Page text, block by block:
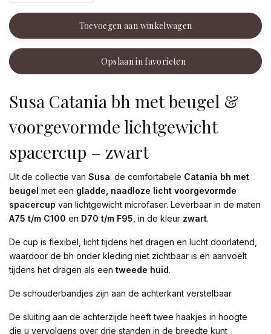
Toevoegen aan winkelwagen
Opslaan in favorieten
Susa Catania bh met beugel &
voorgevormde lichtgewicht
spacercup – zwart
Uit de collectie van Susa: de comfortabele Catania bh met
beugel met een gladde, naadloze licht voorgevormde
spacercup van lichtgewicht microfaser. Leverbaar in de maten
A75 t/m C100 en D70 t/m F95 , in de kleur zwart.
De cup is flexibel, licht tijdens het dragen en lucht doorlatend,
waardoor de bh onder kleding niet zichtbaar is en aanvoelt
tijdens het dragen als een tweede huid.
De schouderbandjes zijn aan de achterkant verstelbaar.
De sluiting aan de achterzijde heeft twee haakjes in hoogte
die u vervolgens over drie standen in de breedte kunt